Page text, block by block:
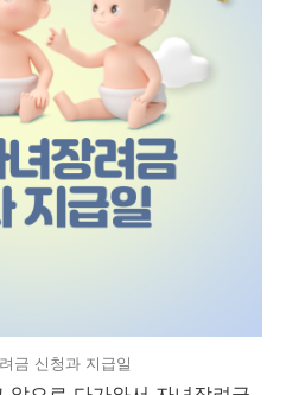
금 신청과 지급일